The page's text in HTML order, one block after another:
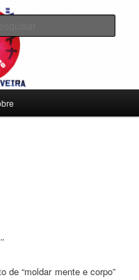
a sério
de “moldar mente e corpo”